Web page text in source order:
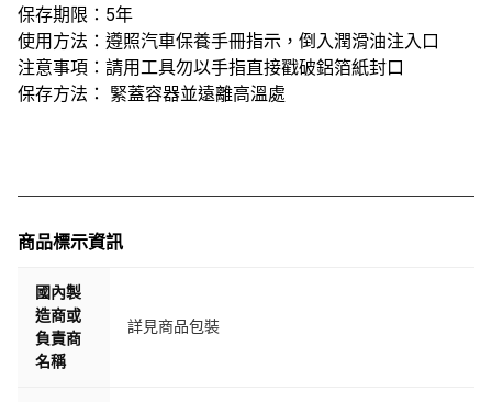
保存期限：5年
使用方法：遵照汽車保養手冊指示，倒入潤滑油注入口
注意事項：請用工具勿以手指直接戳破鋁箔紙封口
保存方法： 緊蓋容器並遠離高溫處
商品標示資訊
國內製
造商或
負責商
名稱
詳見商品包裝